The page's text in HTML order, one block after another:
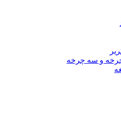
و سه چرخه